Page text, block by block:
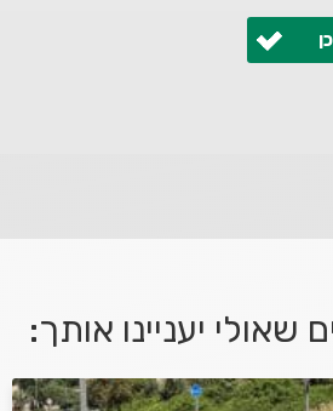
כן
שאולי יעניינו אותך: